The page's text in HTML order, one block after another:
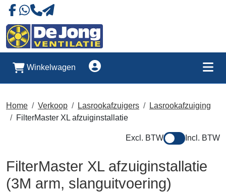
Naar onze Facebookpagina
Stuur ons eeb whatsapp bericht
Winkelwagen Account
Home Verkoop Lasrookafzuigers
Lasrookafzuiging
FilterMaster XL afzuiginstallatie
Excl. BTW Incl. BTW
FilterMaster XL afzuiginstallatie
(3M arm, slanguitvoering)